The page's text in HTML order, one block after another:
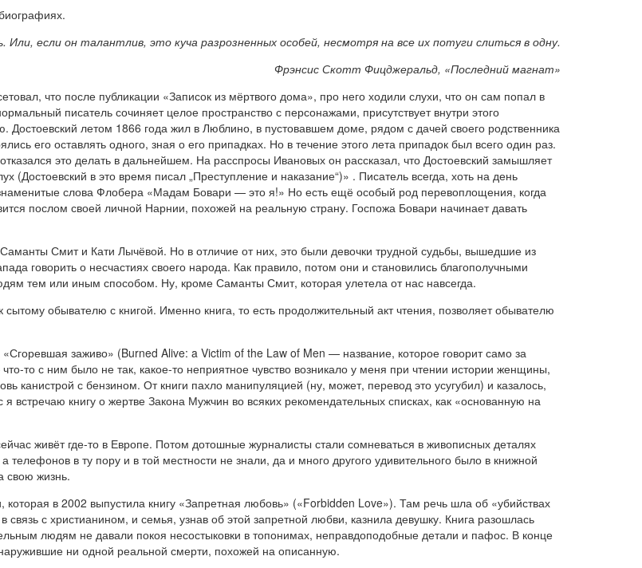
если он талантлив, это куча разрозненных особей, несмотря на все их потуги слиться в одну.
Фрэнсис Скотт Фицджеральд, «Последний магнат»
что после публикации «Записок из мёртвого дома», про него ходили слухи, что он сам попал в
писатель сочиняет целое пространство с персонажами, присутствует внутри этого
летом 1866 года жил в Люблино, в пустовавшем доме, рядом с дачей своего родственника
его оставлять одного, зная о его припадках. Но в течение этого лета припадок был всего один раз.
это делать в дальнейшем. На расспросы Ивановых он рассказал, что Достоевский замышляет
(Достоевский в это время писал „Преступление и наказание“)» . Писатель всегда, хоть на день
слова Флобера «Мадам Бовари — это я!» Но есть ещё особый род перевоплощения, когда
послом своей личной Нарнии, похожей на реальную страну. Госпожа Бовари начинает давать
Смит и Кати Лычёвой. Но в отличие от них, это были девочки трудной судьбы, вышедшие из
говорить о несчастиях своего народа. Как правило, потом они и становились благополучными
тем или иным способом. Ну, кроме Саманты Смит, которая улетела от нас навсегда.
обывателю с книгой. Именно книга, то есть продолжительный акт чтения, позволяет обывателю
заживо» (Burned Alive: a Victim of the Law of Men — название, которое говорит само за
то с ним было не так, какое-то неприятное чувство возникало у меня при чтении истории женщины,
канистрой с бензином. От книги пахло манипуляцией (ну, может, перевод это усугубил) и казалось,
встречаю книгу о жертве Закона Мужчин во всяких рекомендательных списках, как «основанную на
живёт где-то в Европе. Потом дотошные журналисты стали сомневаться в живописных деталях
в ту пору и в той местности не знали, да и много другого удивительного было в книжной
свою жизнь.
в 2002 выпустила книгу «Запретная любовь» («Forbidden Love»). Там речь шла об «убийствах
с христианином, и семья, узнав об этой запретной любви, казнила девушку. Книга разошлась
людям не давали покоя несостыковки в топонимах, неправдоподобные детали и пафос. В конце
ни одной реальной смерти, похожей на описанную.